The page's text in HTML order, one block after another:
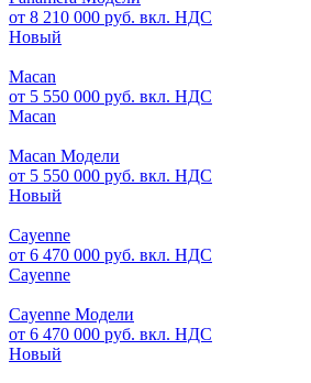
от 8 210 000 руб. вкл. НДС
Новый
Macan
от 5 550 000 руб. вкл. НДС
Macan
Macan Модели
от 5 550 000 руб. вкл. НДС
Новый
Cayenne
от 6 470 000 руб. вкл. НДС
Cayenne
Cayenne Модели
от 6 470 000 руб. вкл. НДС
Новый